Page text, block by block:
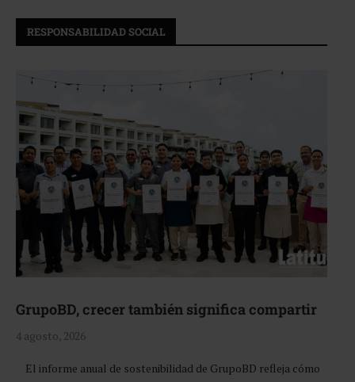
RESPONSABILIDAD SOCIAL
GrupoBD, crecer también significa compartir
4 agosto, 2026
El informe anual de sostenibilidad de GrupoBD refleja cómo